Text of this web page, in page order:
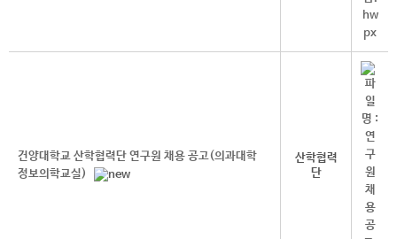
건양대학교 산학협력단 연구원 채용 공고(의과대학
정보의학교실)
산학협력
단